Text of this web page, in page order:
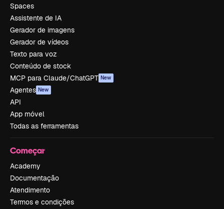
Spaces
Assistente de IA
Gerador de imagens
Gerador de vídeos
Texto para voz
Conteúdo de stock
MCP para Claude/ChatGPT New
Agentes New
API
App móvel
Todas as ferramentas
Começar
Academy
Documentação
Atendimento
Termos e condições